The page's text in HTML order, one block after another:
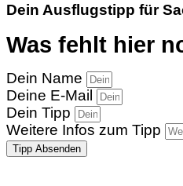
Dein Ausflugstipp für
Was fehlt hier
Dein Name
Deine E-Mail
Dein Tipp
Weitere Infos zum Tipp
Tipp Absenden